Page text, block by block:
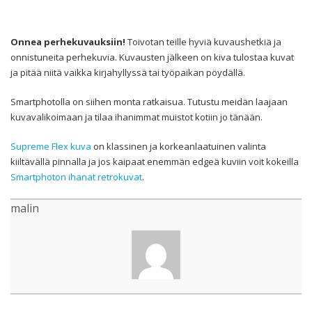
Onnea perhekuvauksiin! Toivotan teille hyviä kuvaushetkiä ja
onnistuneita perhekuvia. Kuvausten jälkeen on kiva tulostaa kuvat
ja pitää niitä vaikka kirjahyllyssä tai työpaikan pöydällä.
Smartphotolla on siihen monta ratkaisua. Tutustu meidän laajaan
kuvavalikoimaan ja tilaa ihanimmat muistot kotiin jo tänään.
Supreme Flex kuva on klassinen ja korkeanlaatuinen valinta
kiiltävällä pinnalla ja jos kaipaat enemmän edgeä kuviin voit kokeilla
Smartphoton ihanat retrokuvat.
malin